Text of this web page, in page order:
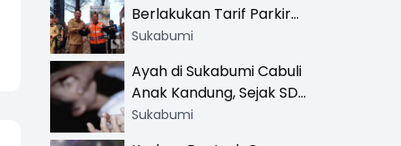
Berlakukan Tarif Parkir
Resmi di 13 Lokasi Wisata,
Khusus
Sukabumi
Ayah di Sukabumi Cabuli
Anak Kandung, Sejak SD
Hingga SMA
Sukabumi